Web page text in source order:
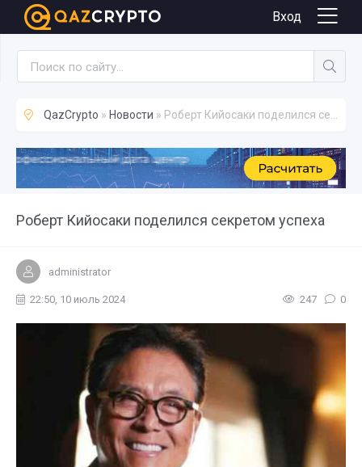
Вход
QazCrypto » Новости » Роберт Кийосаки поделился секретом успеха
Роберт Кийосаки поделился секретом успеха
Новости
administrator
22:50, 10 июль 2024 247 0